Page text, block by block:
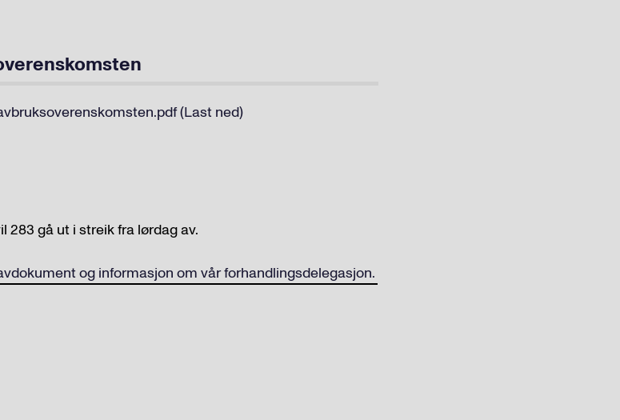
(Last ned)
283 gå ut i streik fra lørdag av.
og informasjon om vår forhandlingsdelegasjon.